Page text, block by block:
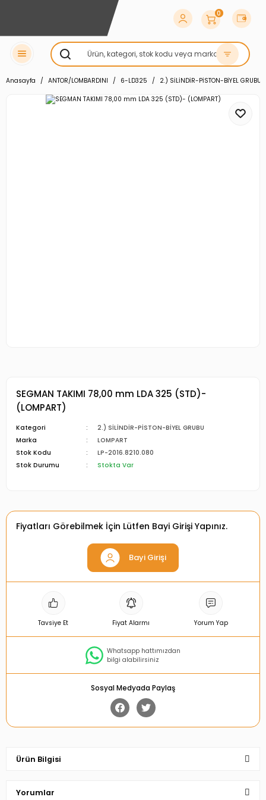
0
Anasayfa ANTOR/LOMBARDINI 6-LD325 2.) SİLİNDİR-PİSTON-BİYEL GRUBU
SEGMAN TAKIMI 78,00 mm LDA 325 (STD)-
(LOMPART)
Kategori
2.) SİLİNDİR-PİSTON-BİYEL GRUBU
Marka
LOMPART
Stok Kodu
LP-2016.8210.080
Stok Durumu
Stokta Var
Fiyatları Görebilmek İçin Lütfen Bayi Girişi Yapınız.
Bayi Girişi
Tavsiye Et Fiyat Alarmı Yorum Yap
Whatsapp hattımızdan
bilgi alabilirsiniz
Sosyal Medyada Paylaş
Ürün Bilgisi
Yorumlar